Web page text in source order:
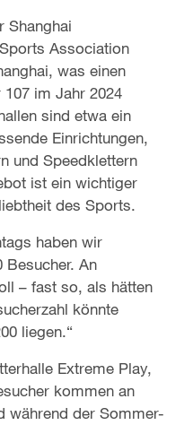
Shanghai
Association
was einen
im Jahr 2024
sind etwa ein
Einrichtungen,
und Speedklettern
ist ein wichtiger
des Sports.
haben wir
Besucher. An
– fast so, als hätten
könnte
liegen.“
Extreme Play,
kommen an
während der Sommer-